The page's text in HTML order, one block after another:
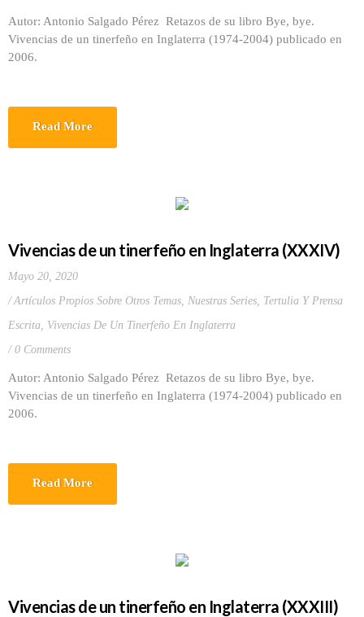
Autor: Antonio Salgado Pérez Retazos de su libro Bye, bye.
Vivencias de un tinerfeño en Inglaterra (1974-2004) publicado en
2006.
Read More
Vivencias de un tinerfeño en Inglaterra (XXXIV)
Mayo 20, 2020
Artículos Propios Sobre Otros Temas, Nuestras Series, Tertulia Y Prensa
Escrita, Vivencias De Un Tinerfeño En Inglaterra
0 Comments
Autor: Antonio Salgado Pérez Retazos de su libro Bye, bye.
Vivencias de un tinerfeño en Inglaterra (1974-2004) publicado en
2006.
Read More
Vivencias de un tinerfeño en Inglaterra (XXXIII)